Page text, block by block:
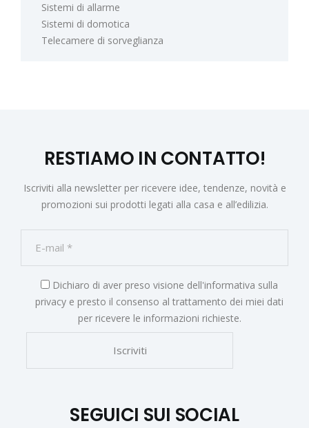
Sistemi di allarme
Sistemi di domotica
Telecamere di sorveglianza
RESTIAMO IN CONTATTO!
Iscriviti alla newsletter per ricevere idee, tendenze, novità e
promozioni sui prodotti legati alla casa e all’edilizia.
Dichiaro di aver preso visione dell'informativa sulla
privacy e presto il consenso al trattamento dei miei dati
per ricevere le informazioni richieste.
SEGUICI SUI SOCIAL